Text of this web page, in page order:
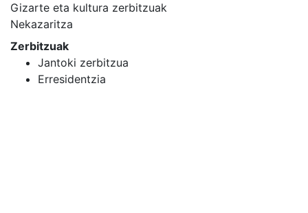
Gizarte eta kultura zerbitzuak
Nekazaritza
Zerbitzuak
Jantoki zerbitzua
Erresidentzia